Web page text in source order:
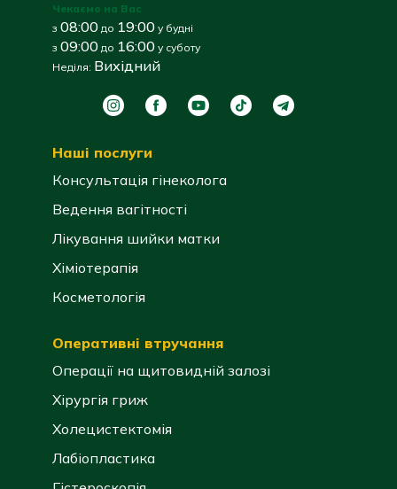
Чекаємо на Вас
з 08:00 до 19:00 у будні
з 09:00 до 16:00 у суботу
Неділя: Вихідний
Наші послуги
Консультація гінеколога
Ведення вагітності
Лікування шийки матки
Хіміотерапія
Косметологія
Оперативні втручання
Операції на щитовидній залозі
Хірургія гриж
Холецистектомія
Лабіопластика